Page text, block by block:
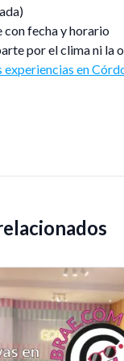
con fecha y horario
por el clima ni la
experiencias en